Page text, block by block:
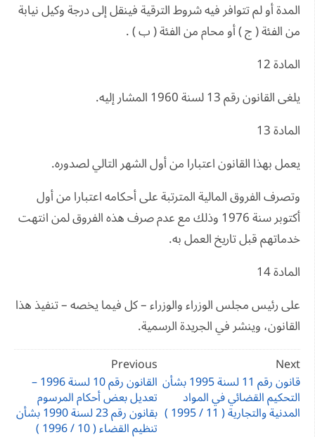
المدة أو لم تتوافر فيه شروط الترقية فينقل إلى درجة وكيل نيابة
من الفئة ( ج ) أو محام من الفئة ( ب ) .
المادة 12
يلغى القانون رقم 13 لسنة 1960 المشار إليه.
المادة 13
يعمل بهذا القانون اعتبارا من أول الشهر التالي لصدوره.
وتصرف الفروق المالية المترتبة على أحكامه اعتبارا من أول
أكتوبر سنة 1976 وذلك مع عدم صرف هذه الفروق لمن انتهت
خدماتهم قبل تاريخ العمل به.
المادة 14
على رئيس مجلس الوزراء والوزراء – كل فيما يخصه – تنفيذ هذا
القانون، وينشر في الجريدة الرسمية.
تصفّح
المقالات
Previous
القانون رقم 10 لسنة 1996 –
تعديل بعض أحكام المرسوم
بقانون رقم 23 لسنة 1990 بشأن
تنظيم القضاء ( 10 / 1996 )
Next
قانون رقم 11 لسنة 1995 بشأن
التحكيم القضائي في المواد
المدنية والتجارية ( 11 / 1995 )